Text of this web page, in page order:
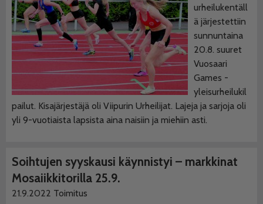
urheilukentäll
ä järjestettiin
sunnuntaina
20.8. suuret
Vuosaari
Games -
yleisurheilukil
pailut. Kisajärjestäjä oli Viipurin Urheilijat. Lajeja ja sarjoja oli
yli 9-vuotiaista lapsista aina naisiin ja miehiin asti.
Soihtujen syyskausi käynnistyi – markkinat
Mosaiikkitorilla 25.9.
21.9.2022 Toimitus